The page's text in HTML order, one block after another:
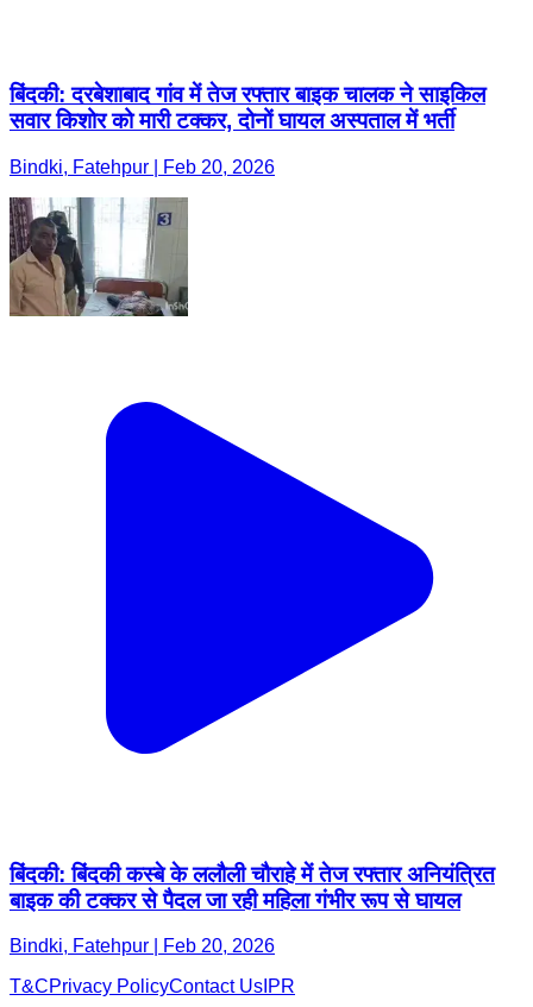
बिंदकी: दरबेशाबाद गांव में तेज रफ्तार बाइक चालक ने साइकिल
सवार किशोर को मारी टक्कर, दोनों घायल अस्पताल में भर्ती
Bindki, Fatehpur | Feb 20, 2026
बिंदकी: बिंदकी कस्बे के ललौली चौराहे में तेज रफ्तार अनियंत्रित
बाइक की टक्कर से पैदल जा रही महिला गंभीर रूप से घायल
Bindki, Fatehpur | Feb 20, 2026
T&CPrivacy PolicyContact Us IPR